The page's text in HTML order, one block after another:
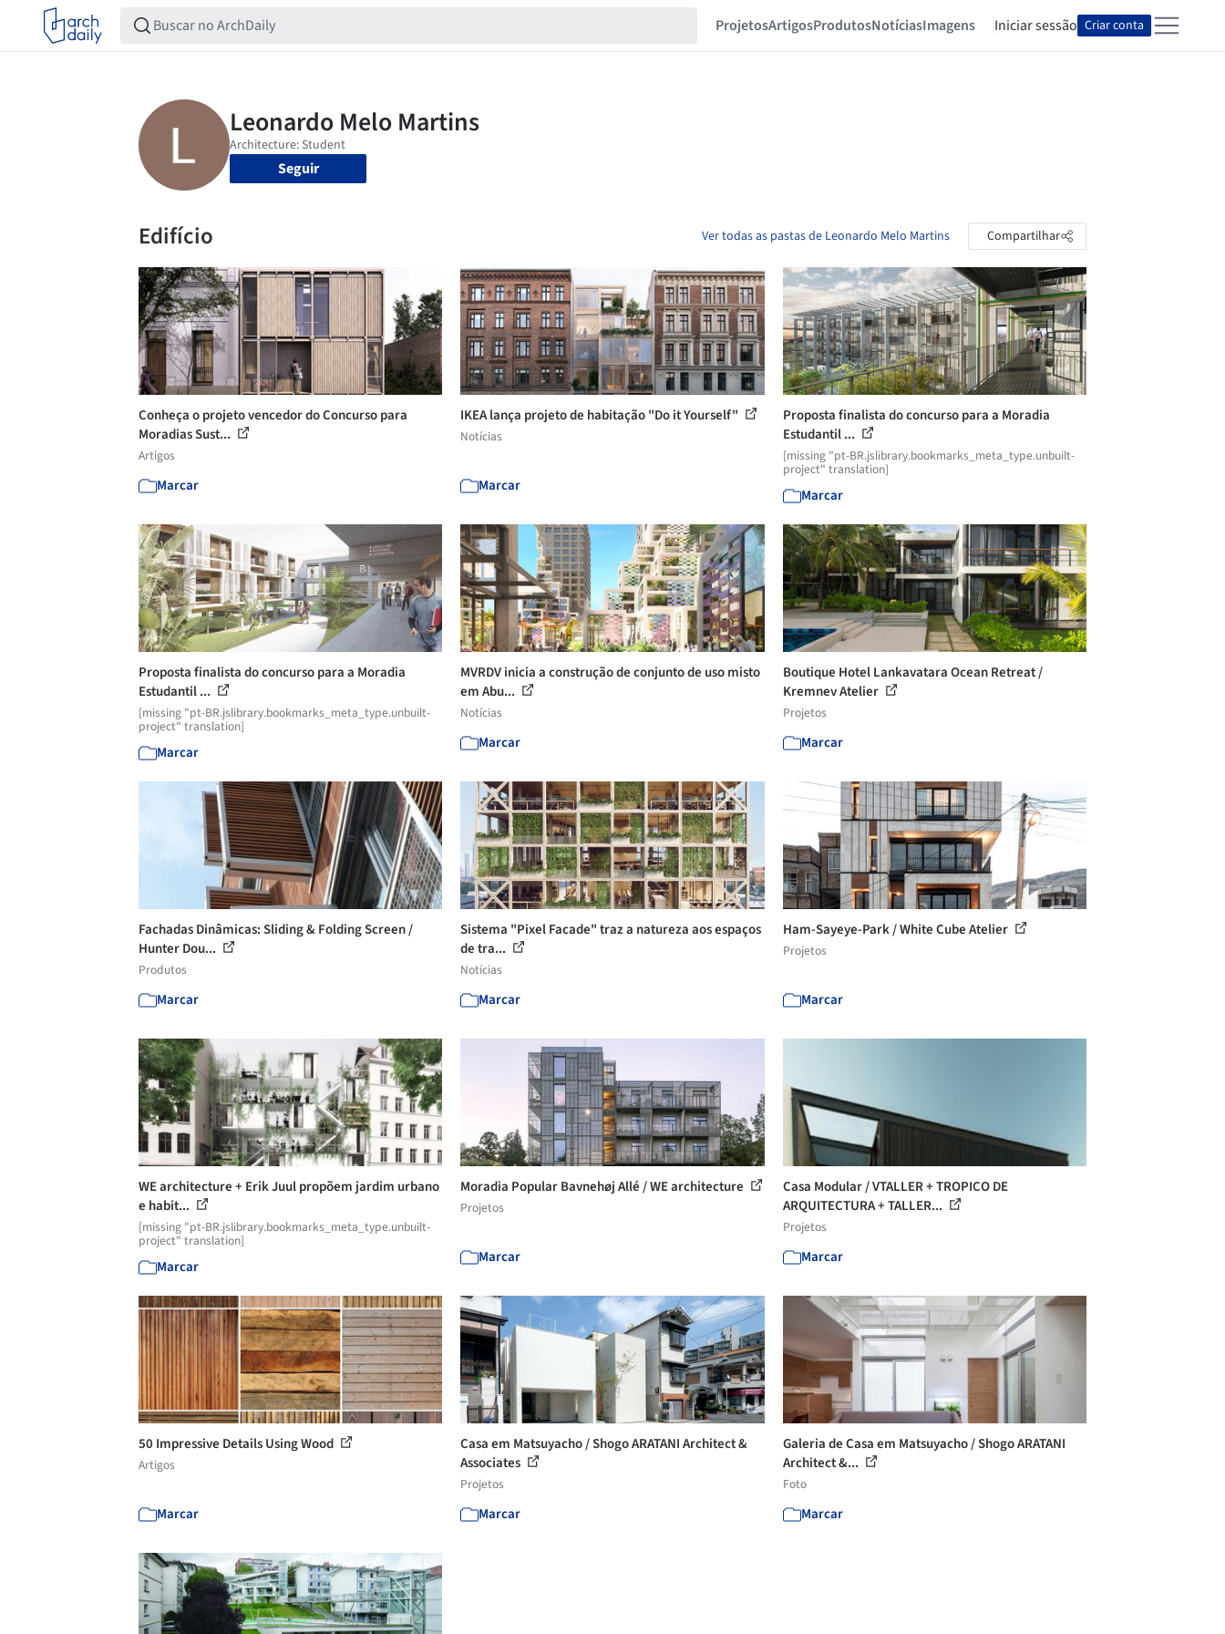
ProjetosArtigosProdutosNotíciasImagens Iniciar sessão Criar conta
Seguir
Edifício Ver todas as pastas de Leonardo Melo Martins Compartilhar
Conheça o projeto vencedor do Concurso para
Moradias Sust...
Artigos
Marcar
IKEA lança projeto de habitação "Do it Yourself"
Notícias
Marcar
Proposta finalista do concurso para a Moradia
Estudantil ...
[missing "pt-BR.jslibrary.bookmarks_meta_type.unbuilt-
project" translation]
Marcar
Proposta finalista do concurso para a Moradia
Estudantil ...
[missing "pt-BR.jslibrary.bookmarks_meta_type.unbuilt-
project" translation]
Marcar
MVRDV inicia a construção de conjunto de uso misto
em Abu...
Notícias
Marcar
Boutique Hotel Lankavatara Ocean Retreat /
Kremnev Atelier
Projetos
Marcar
Fachadas Dinâmicas: Sliding & Folding Screen /
Hunter Dou...
Produtos
Marcar
Sistema "Pixel Facade" traz a natureza aos espaços
de tra...
Notícias
Marcar
Ham-Sayeye-Park / White Cube Atelier
Projetos
Marcar
WE architecture + Erik Juul propõem jardim urbano
e habit...
[missing "pt-BR.jslibrary.bookmarks_meta_type.unbuilt-
project" translation]
Marcar
Moradia Popular Bavnehøj Allé / WE architecture
Projetos
Marcar
Casa Modular / VTALLER + TROPICO DE
ARQUITECTURA + TALLER...
Projetos
Marcar
50 Impressive Details Using Wood
Artigos
Marcar
Casa em Matsuyacho / Shogo ARATANI Architect &
Associates
Projetos
Marcar
Galeria de Casa em Matsuyacho / Shogo ARATANI
Architect &...
Foto
Marcar